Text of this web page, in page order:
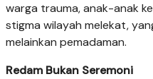
warga trauma, anak-anak
stigma wilayah melekat,
melainkan pemadaman.
Redam Bukan Seremoni